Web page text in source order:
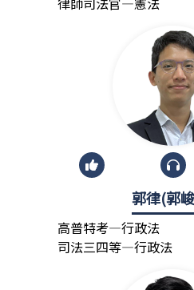
郭律(郭
高普特考—行政法
司法三四等—行政法